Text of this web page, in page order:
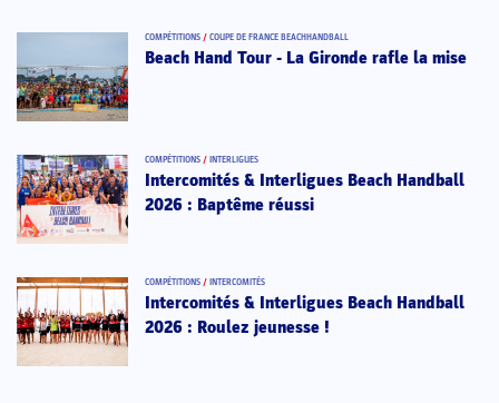
COMPÉTITIONS / COUPE DE FRANCE BEACHHANDBALL
Beach Hand Tour - La Gironde rafle la mise
COMPÉTITIONS / INTERLIGUES
Intercomités & Interligues Beach Handball
2026 : Baptême réussi
COMPÉTITIONS / INTERCOMITÉS
Intercomités & Interligues Beach Handball
2026 : Roulez jeunesse !